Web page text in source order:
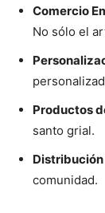
Comercio
No sólo el
Productos
santo grial.
comunidad.